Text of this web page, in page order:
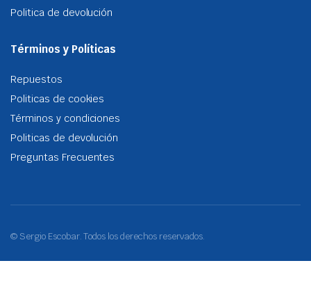
Politica de devolución
Términos y Políticas
Repuestos
Politicas de cookies
Términos y condiciones
Politicas de devolución
Preguntas Frecuentes
© Sergio Escobar. Todos los derechos reservados.